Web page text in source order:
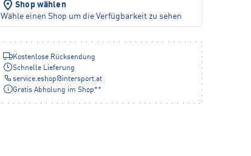
Shop wählen
Wähle einen Shop um die Verfügbarkeit zu sehen
Kostenlose Rücksendung
Schnelle Lieferung
service.eshop@intersport.at
Gratis Abholung im Shop**